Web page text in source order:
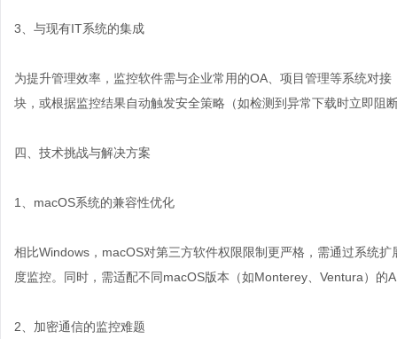
3、与现有IT系统的集成
为提升管理效率，监控软件需与企业常用的OA、项目管理等系统对
块，或根据监控结果自动触发安全策略（如检测到异常下载时立即阻
四、技术挑战与解决方案
1、macOS系统的兼容性优化
相比Windows，macOS对第三方软件权限限制更严格，需通过系统
度监控。同时，需适配不同macOS版本（如Monterey、Ventura）的
2、加密通信的监控难题